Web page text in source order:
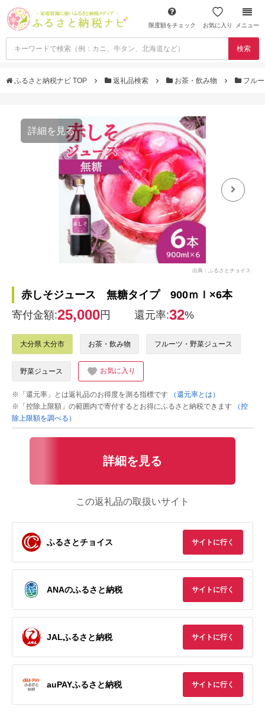
限度額をチェック お気に入り メニュー
検索
ふるさと納税ナビ TOP 返礼品検索 お茶・飲み物 フル
詳細を見る
出典：ふるさとチョイス
赤しそジュース 無糖タイプ 900ｍｌ×6本
寄付金額:25,000円 還元率:32%
大分県 大分市 お茶・飲み物 フルーツ・野菜ジュース
野菜ジュース お気に入り
※「還元率」とは返礼品のお得度を測る指標です
（還元率とは）
※「控除上限額」の範囲内で寄付するとお得にふるさと納税できます
（控
除上限額を調べる）
詳細を見る
この返礼品の取扱いサイト
ふるさとチョイス サイトに行く
ANAのふるさと納税 サイトに行く
JALふるさと納税 サイトに行く
auPAYふるさと納税 サイトに行く